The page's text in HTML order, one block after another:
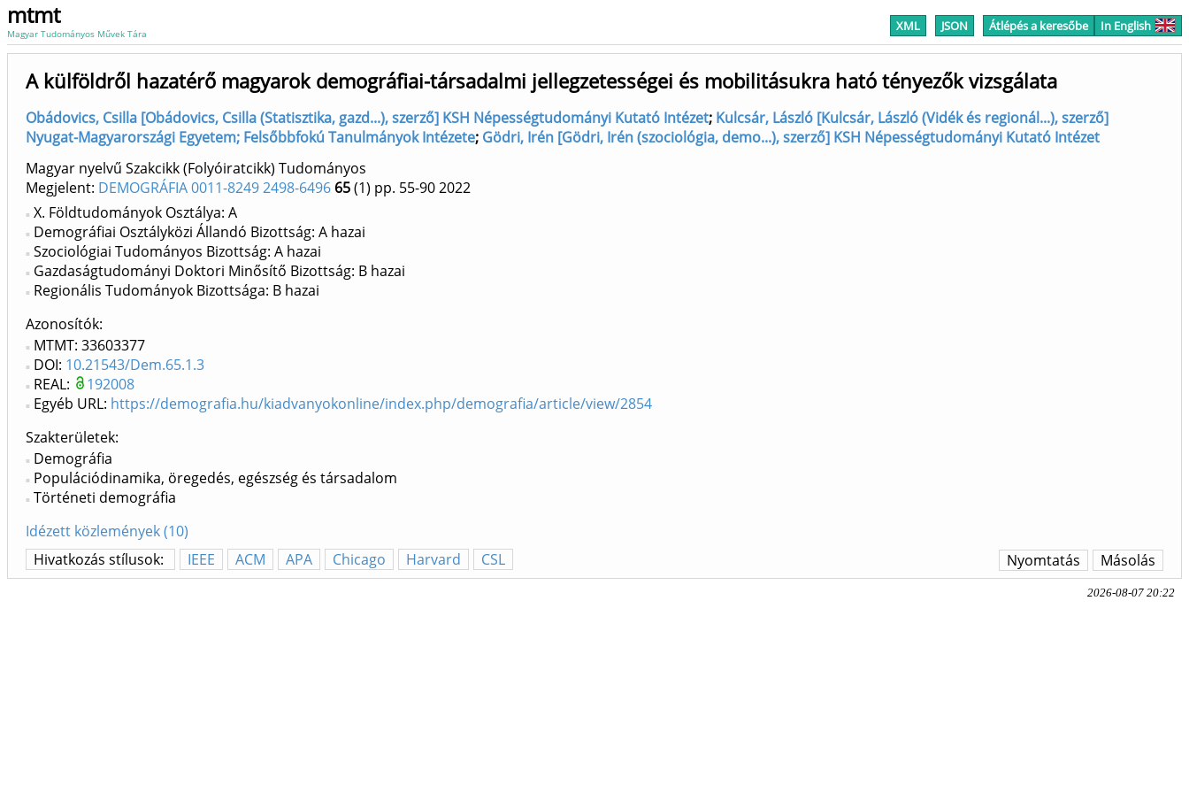
mtmt
Magyar Tudományos Művek Tára XML JSON Átlépés a keresőbe In English
A külföldről hazatérő magyarok demográfiai-társadalmi jellegzetességei és mobilitásukra ható tényezők vizsgálata
Obádovics, Csilla [Obádovics, Csilla (Statisztika, gazd...), szerző] KSH Népességtudományi Kutató Intézet; Kulcsár, László [Kulcsár, László (Vidék és regionál...), szerző]
Nyugat-Magyarországi Egyetem; Felsőbbfokú Tanulmányok Intézete; Gödri, Irén [Gödri, Irén (szociológia, demo...), szerző] KSH Népességtudományi Kutató Intézet
Magyar nyelvű Szakcikk (Folyóiratcikk) Tudományos
Megjelent: DEMOGRÁFIA 0011-8249 2498-6496 65(1) pp. 55-902022
X. Földtudományok Osztálya: A
Demográfiai Osztályközi Állandó Bizottság: A hazai
Szociológiai Tudományos Bizottság: A hazai
Gazdaságtudományi Doktori Minősítő Bizottság: B hazai
Regionális Tudományok Bizottsága: B hazai
Azonosítók
MTMT: 33603377
DOI: 10.21543/Dem.65.1.3
REAL:
192008
Egyéb URL: https://demografia.hu/kiadvanyokonline/index.php/demografia/article/view/2854
Szakterületek:
Demográfia
Populációdinamika, öregedés, egészség és társadalom
Történeti demográfia
Idézett közlemények (10)
Hivatkozás stílusok:
IEEE ACM APA Chicago Harvard CSL Másolás
Nyomtatás
2026-08-07 20:22